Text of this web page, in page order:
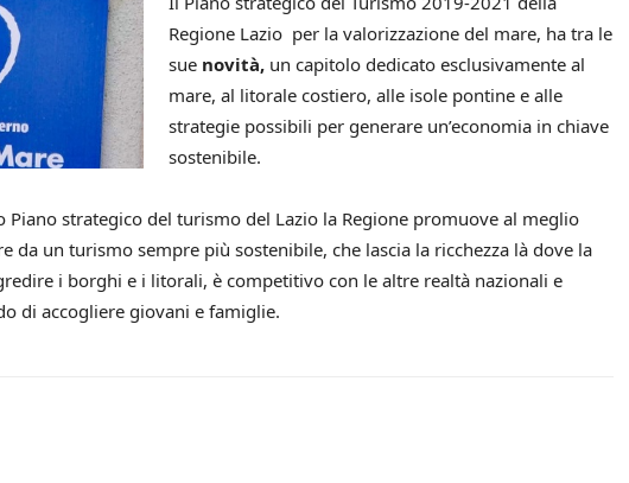
Regione Lazio per la valorizzazione del mare, ha tra le
sue novità, un capitolo dedicato esclusivamente al
mare, al litorale costiero, alle isole pontine e alle
strategie possibili per generare un’economia in chiave
sostenibile.
Piano strategico del turismo del Lazio la Regione promuove al meglio
da un turismo sempre più sostenibile, che lascia la ricchezza là dove la
i borghi e i litorali, è competitivo con le altre realtà nazionali e
di accogliere giovani e famiglie.